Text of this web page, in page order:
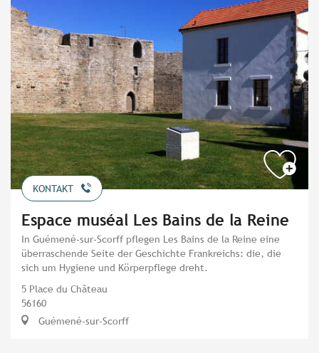
KONTAKT
Espace muséal Les Bains de la Reine
In Guémené-sur-Scorff pflegen Les Bains de la Reine eine
überraschende Seite der Geschichte Frankreichs: die, die
sich um Hygiene und Körperpflege dreht.
5 Place du Château
56160
Guémené-sur-Scorff